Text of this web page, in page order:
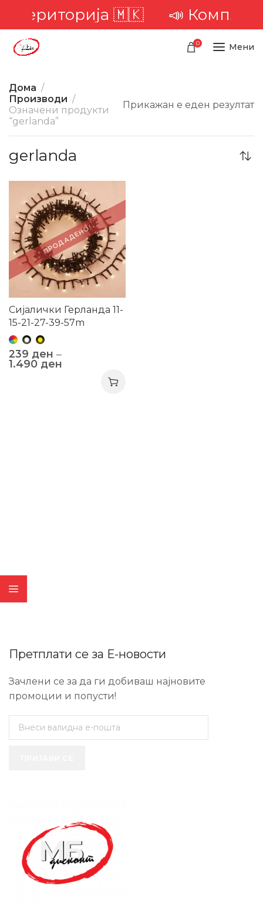
територија 🇲🇰 📣
0 Мени
Дома
Производи
Означени продукти
“gerlanda”
Прикажан е еден резултат
gerlanda
ПРОДАДЕНО!
Сијалички Герланда 11-
15-21-27-39-57m
239 ден –
1.490 ден
Претплати се за Е-новости
Зачлени се за да ги добиваш најновите
промоции и попусти!